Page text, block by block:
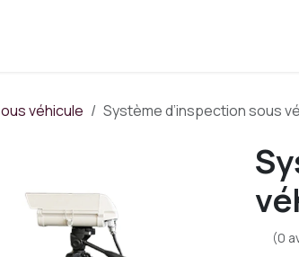
véhicule Système d’inspection sous
(0